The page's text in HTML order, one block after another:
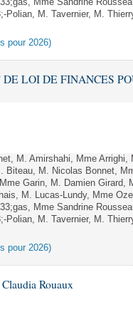
Mme Sandrine
Polian, M. Tavernier, M.
pour 2026)
DE LOI DE FINANCES
M. Amirshahi, Mme
Biteau, M. Nicolas Bonnet,
Garin, M. Damien Girard,
M. Lucas-Lundy, Mme
Mme Sandrine
Polian, M. Tavernier, M.
pour 2026)
Rouaux